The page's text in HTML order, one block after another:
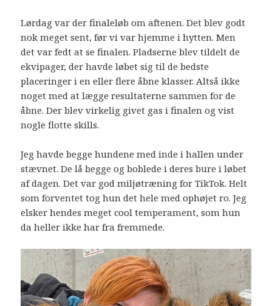
Lørdag var der finaleløb om aftenen. Det blev godt
nok meget sent, før vi var hjemme i hytten. Men
det var fedt at se finalen. Pladserne blev tildelt de
ekvipager, der havde løbet sig til de bedste
placeringer i en eller flere åbne klasser. Altså ikke
noget med at lægge resultaterne sammen for de
åbne. Der blev virkelig givet gas i finalen og vist
nogle flotte skills.
Jeg havde begge hundene med inde i hallen under
stævnet. De lå begge og boblede i deres bure i løbet
af dagen. Det var god miljøtræning for TikTok. Helt
som forventet tog hun det hele med ophøjet ro. Jeg
elsker hendes meget cool temperament, som hun
da heller ikke har fra fremmede.